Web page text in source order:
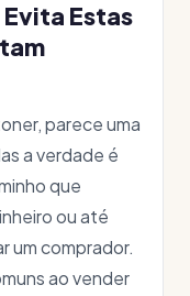
Estas
parece uma
a verdade é
que
ou até
um comprador.
ao vender